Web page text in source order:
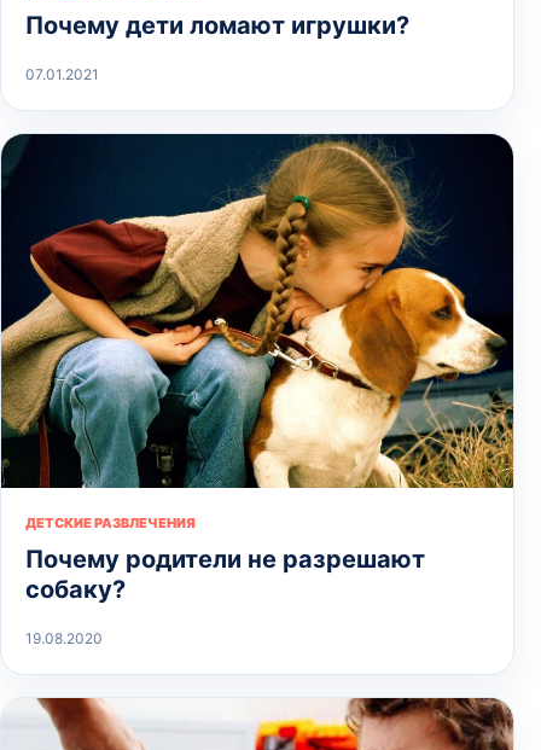
Почему дети ломают игрушки?
07.01.2021
ДЕТСКИЕ РАЗВЛЕЧЕНИЯ
Почему родители не разрешают
собаку?
19.08.2020